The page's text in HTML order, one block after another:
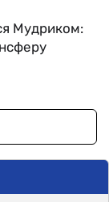
Мудриком: